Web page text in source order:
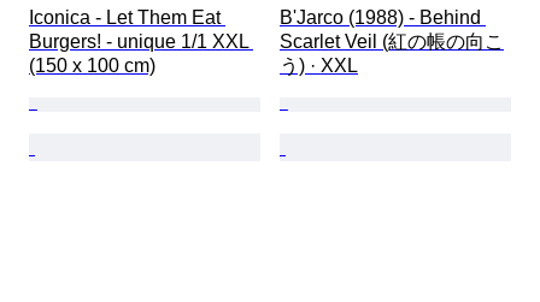
Iconica - Let Them Eat
Burgers! - unique 1/1 XXL
(150 x 100 cm)
B'Jarco (1988) - Behind
Scarlet Veil (紅の帳の向こ
う) · XXL